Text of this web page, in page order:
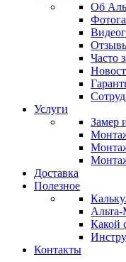
Об
Часто
Услуги
Замер
Доставка
Полезное
Какой
Контакты